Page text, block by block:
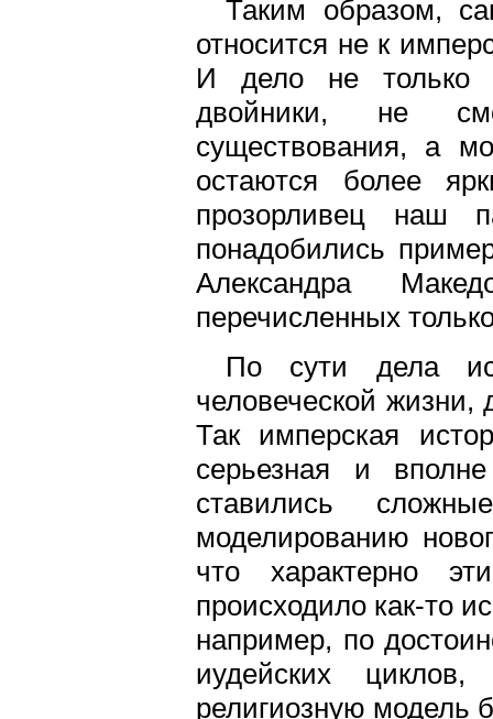
Таким образом,
относится не к
И дело не только
двойники, не
существования, а
остаются более
прозорливец наш
понадобились
Александра
перечисленных
По сути дела
человеческой жизни,
Так имперская
серьезная и
ставились
моделированию
что характерно
происходило как-то
например, по
иудейских
религиозную модель